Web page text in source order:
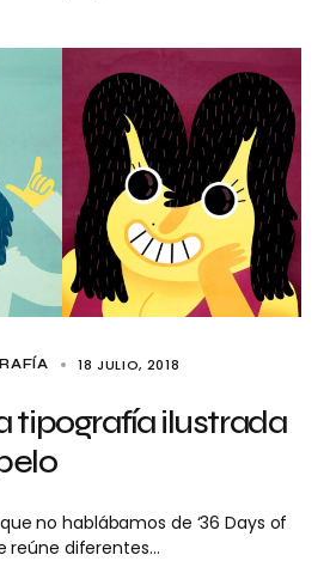
18 JULIO, 2018
tipografía ilustrada
no hablábamos de ‘36 Days of
reúne diferentes…